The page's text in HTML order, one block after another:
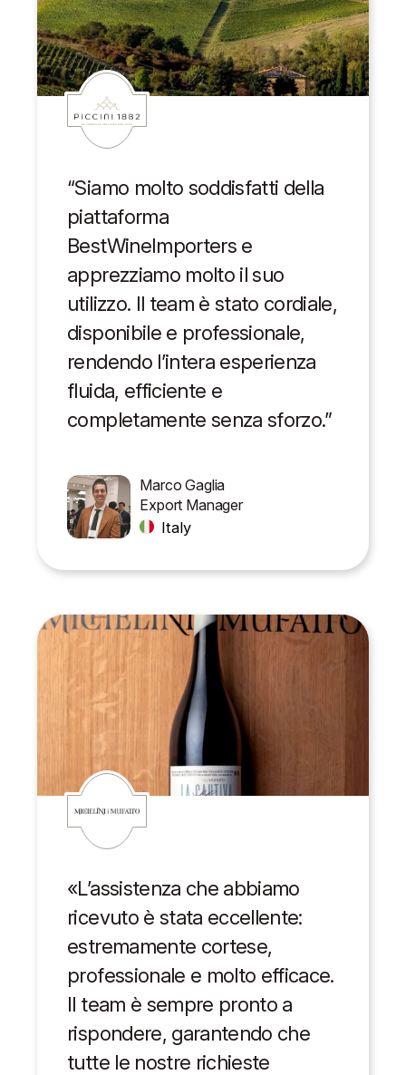
“Siamo molto soddisfatti della
piattaforma
BestWineImporters e
apprezziamo molto il suo
utilizzo. Il team è stato cordiale,
disponibile e professionale,
rendendo l’intera esperienza
fluida, efficiente e
completamente senza sforzo.”
Marco Gaglia
Export Manager
Italy
«L’assistenza che abbiamo
ricevuto è stata eccellente:
estremamente cortese,
professionale e molto efficace.
Il team è sempre pronto a
rispondere, garantendo che
tutte le nostre richieste